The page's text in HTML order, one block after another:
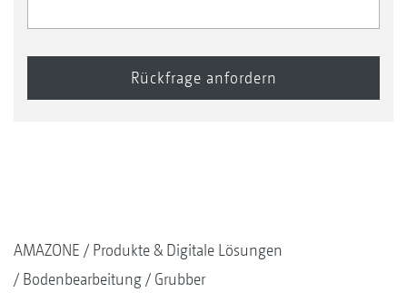
AMAZONE
Produkte & Digitale Lösungen
Bodenbearbeitung
Grubber